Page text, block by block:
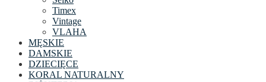
Timex
Vintage
VLAHA
MĘSKIE
DAMSKIE
DZIECIĘCE
KORAL NATURALNY